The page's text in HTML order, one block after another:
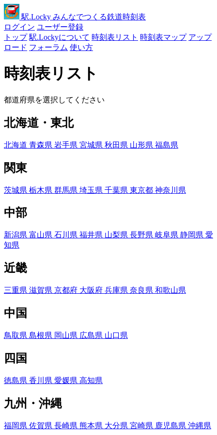
駅.Locky みんなでつくる鉄道時刻表
ログイン ユーザー登録
トップ 駅.Lockyについて 時刻表リスト 時刻表マップ アップ
ロード フォーラム 使い方
時刻表リスト
都道府県を選択してください
北海道・東北
北海道 青森県 岩手県 宮城県 秋田県 山形県 福島県
関東
茨城県 栃木県 群馬県 埼玉県 千葉県 東京都 神奈川県
中部
新潟県 富山県 石川県 福井県 山梨県 長野県 岐阜県 静岡県 愛
知県
近畿
三重県 滋賀県 京都府 大阪府 兵庫県 奈良県 和歌山県
中国
鳥取県 島根県 岡山県 広島県 山口県
四国
徳島県 香川県 愛媛県 高知県
九州・沖縄
福岡県 佐賀県 長崎県 熊本県 大分県 宮崎県 鹿児島県 沖縄県